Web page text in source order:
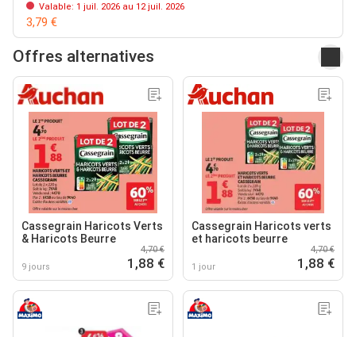
Valable: 1 juil. 2026 au 12 juil. 2026
3,79 €
Offres alternatives
Cassegrain Haricots Verts
& Haricots Beurre
9 jours
4,70 €
1,88 €
Cassegrain Haricots verts
et haricots beurre
1 jour
4,70 €
1,88 €